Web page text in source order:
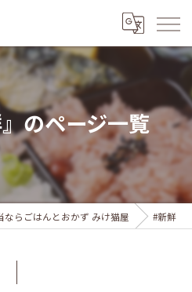
のページ一覧
ならごはんとおかず みけ猫屋 #新鮮